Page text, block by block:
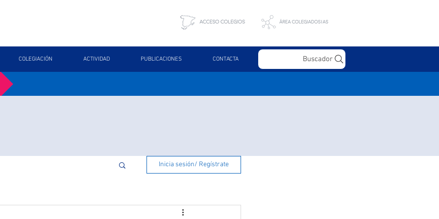
COLEGIACIÓN ACTIVIDAD PUBLICACIONES CONTACTA Buscador
Inicia sesión/ Regístrate